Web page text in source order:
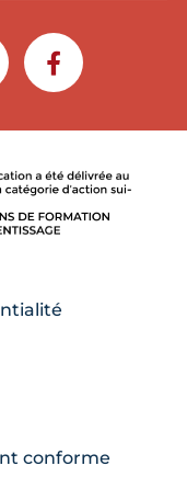
FACEBOOK
conforme